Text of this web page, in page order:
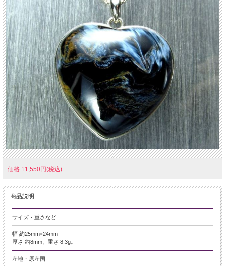
価格:11,550円(税込)
商品説明
サイズ・重さなど
幅 約25mm×24mm
厚さ 約8mm、重さ 8.3g。
産地・原産国